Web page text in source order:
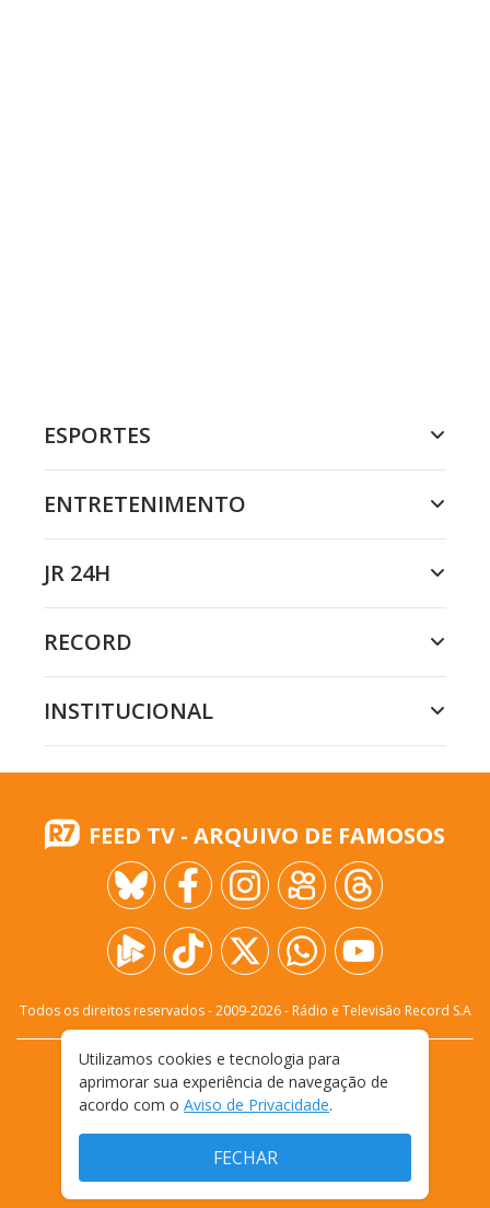
ESPORTES
ENTRETENIMENTO
JR 24H
RECORD
INSTITUCIONAL
FEED TV - ARQUIVO DE FAMOSOS
Todos os direitos reservados - 2009-2026- Rádio e Televisão Record S.A
CARREIRA FALE CONOSCO
PRIVACIDADE
TERMOS E CONDIÇÕES DE USO
Utilizamos cookies e tecnologia para
aprimorar sua experiência de navegação de
acordo com o Aviso de Privacidade.
FECHAR